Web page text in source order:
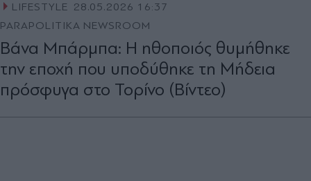
LIFESTYLE 28.05.2026 16:37
PARAPOLITIKA NEWSROOM
Βάνα Μπάρμπα: Η ηθοποιός θυμήθηκε
την εποχή που υποδύθηκε τη Mήδεια
πρόσφυγα στο Τορίνο (Βίντεο)